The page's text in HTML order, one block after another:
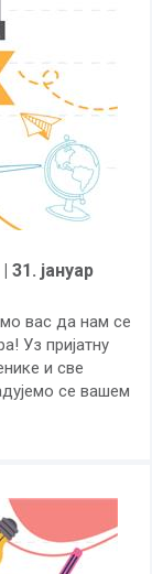
јануар
вас да нам се
Уз пријатну
и све
се вашем